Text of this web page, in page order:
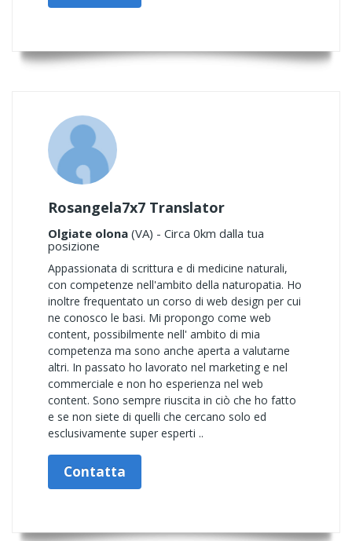
Rosangela7x7 Translator
Olgiate olona (VA) - Circa 0km dalla tua
posizione
Appassionata di scrittura e di medicine naturali,
con competenze nell'ambito della naturopatia. Ho
inoltre frequentato un corso di web design per cui
ne conosco le basi. Mi propongo come web
content, possibilmente nell' ambito di mia
competenza ma sono anche aperta a valutarne
altri. In passato ho lavorato nel marketing e nel
commerciale e non ho esperienza nel web
content. Sono sempre riuscita in ciò che ho fatto
e se non siete di quelli che cercano solo ed
esclusivamente super esperti ..
Contatta